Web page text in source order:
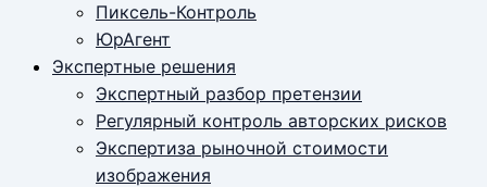
Пиксель-Контроль
ЮрАгент
Экспертные решения
Экспертный разбор претензии
Регулярный контроль авторских рисков
Экспертиза рыночной стоимости
изображения